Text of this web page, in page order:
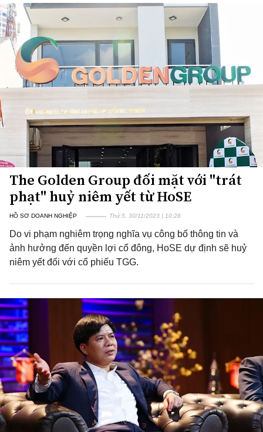
The Golden Group đối mặt với "trát
phạt" huỷ niêm yết từ HoSE
HỒ SƠ DOANH NGHIỆP Thứ 5, 30/11/2023 | 10:28
Do vi phạm nghiêm trọng nghĩa vụ công bố thông tin và
ảnh hưởng đến quyền lợi cổ đông, HoSE dự định sẽ huỷ
niêm yết đối với cổ phiếu TGG.